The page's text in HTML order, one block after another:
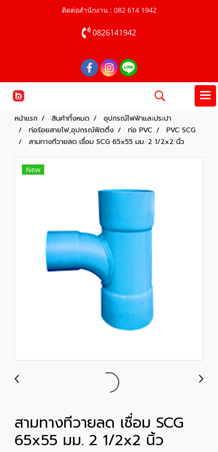
ติดต่อสำนักงาน : 082 614 1942
0826141942
หน้าแรก สินค้าทั้งหมด
อุปกรณ์ไฟฟ้าและประปา
ท่อร้อยสายไฟ,อุปกรณ์ฟิตติ้ง
ท่อ PVC
PVC SCG
สามทางทีวายลด เชื่อม SCG 65x55 มม. 2 1/2x2 นิ้ว
New
สามทางทีวายลด เชื่อม SCG
65x55 มม. 2 1/2x2 นิ้ว